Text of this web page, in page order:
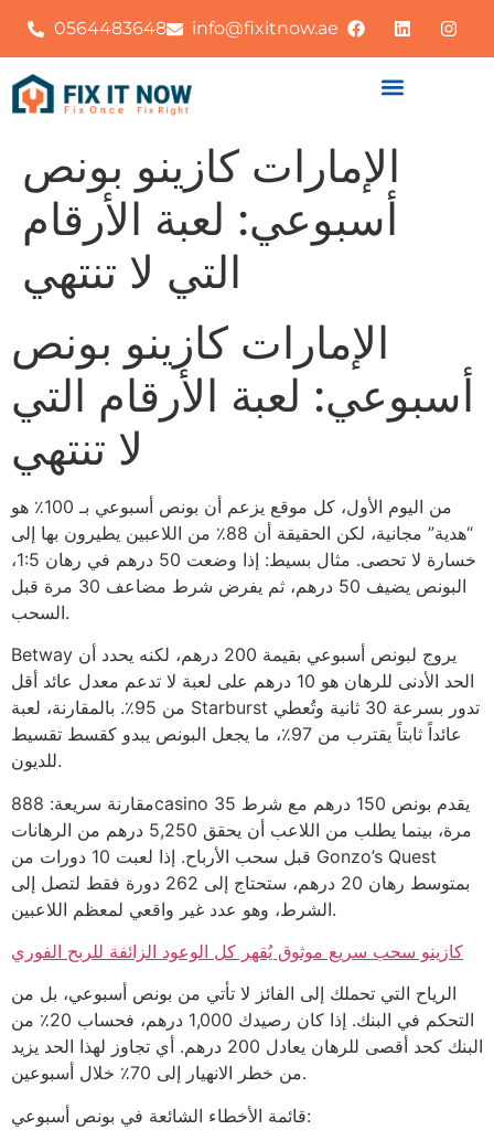
0564483648 info@fixitnow.ae
الإمارات كازينو بونص
أسبوعي: لعبة الأرقام
التي لا تنتهي
الإمارات كازينو بونص
أسبوعي: لعبة الأرقام التي
لا تنتهي
من اليوم الأول، كل موقع يزعم أن بونص أسبوعي بـ 100٪ هو
“هدية” مجانية، لكن الحقيقة أن 88٪ من اللاعبين يطيرون بها إلى
خسارة لا تحصى. مثال بسيط: إذا وضعت 50 درهم في رهان 1:5،
البونص يضيف 50 درهم، ثم يفرض شرط مضاعف 30 مرة قبل
السحب.
Betway يروج لبونص أسبوعي بقيمة 200 درهم، لكنه يحدد أن
الحد الأدنى للرهان هو 10 درهم على لعبة لا تدعم معدل عائد أقل
من 95٪. بالمقارنة، لعبة Starburst تدور بسرعة 30 ثانية وتُعطي
عائداً ثابتاً يقترب من 97٪، ما يجعل البونص يبدو كقسط تقسيط
للديون.
مقارنة سريعة: 888casino يقدم بونص 150 درهم مع شرط 35
مرة، بينما يطلب من اللاعب أن يحقق 5,250 درهم من الرهانات
قبل سحب الأرباح. إذا لعبت 10 دورات من Gonzo’s Quest
بمتوسط رهان 20 درهم، ستحتاج إلى 262 دورة فقط لتصل إلى
الشرط، وهو عدد غير واقعي لمعظم اللاعبين.
كازينو سحب سريع موثوق يُقهر كل الوعود الزائفة للربح الفوري
الرياح التي تحملك إلى الفائز لا تأتي من بونص أسبوعي، بل من
التحكم في البنك. إذا كان رصيدك 1,000 درهم، فحساب 20٪ من
البنك كحد أقصى للرهان يعادل 200 درهم. أي تجاوز لهذا الحد يزيد
من خطر الانهيار إلى 70٪ خلال أسبوعين.
قائمة الأخطاء الشائعة في بونص أسبوعي: